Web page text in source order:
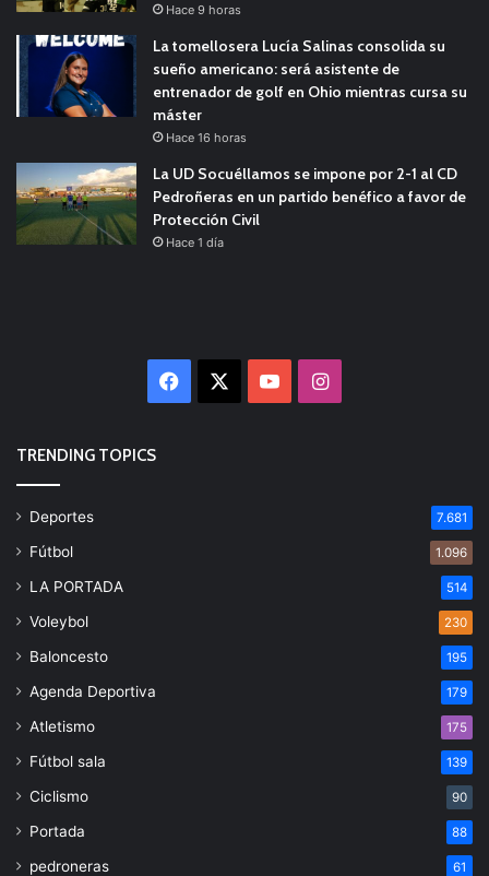
Hace 9 horas
La tomellosera Lucía Salinas consolida su
sueño americano: será asistente de
entrenador de golf en Ohio mientras cursa su
máster
Hace 16 horas
La UD Socuéllamos se impone por 2-1 al CD
Pedroñeras en un partido benéfico a favor de
Protección Civil
Hace 1 día
Facebook YouTubeInstagram
TRENDING TOPICS
Deportes 7.681
Fútbol 1.096
LA PORTADA 514
Voleybol 230
Baloncesto 195
Agenda Deportiva 179
Atletismo 175
Fútbol sala 139
Ciclismo 90
Portada 88
pedroneras 61